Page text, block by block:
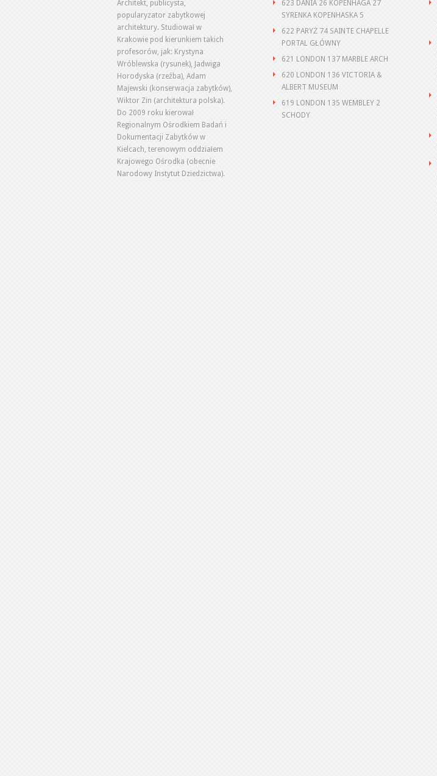
Architekt, publicysta,
popularyzator zabytkowej
architektury. Studiował w
Krakowie pod kierunkiem takich
profesorów, jak: Krystyna
Wróblewska (rysunek), Jadwiga
Horodyska (rzeźba), Adam
Majewski (konserwacja zabytków),
Wiktor Zin (architektura polska).
Do 2009 roku kierował
Regionalnym Ośrodkiem Badań i
Dokumentacji Zabytków w
Kielcach, terenowym oddziałem
Krajowego Ośrodka (obecnie
Narodowy Instytut Dziedzictwa).
623 DANIA 26 KOPENHAGA 27
SYRENKA KOPENHASKA 5
622 PARYŻ 74 SAINTE CHAPELLE
PORTAL GŁÓWNY
621 LONDON 137 MARBLE ARCH
620 LONDON 136 VICTORIA &
ALBERT MUSEUM
619 LONDON 135 WEMBLEY 2
SCHODY